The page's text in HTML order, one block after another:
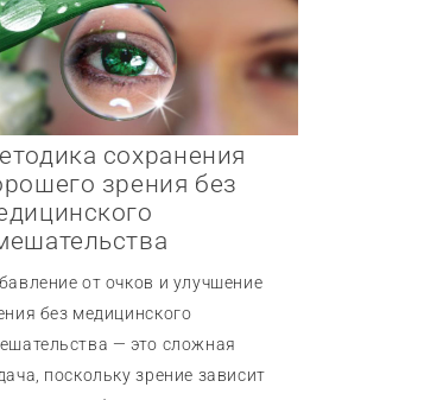
сохранения
зрения без
от очков и улучшение
без медицинского
— это сложная
поскольку зрение зависит